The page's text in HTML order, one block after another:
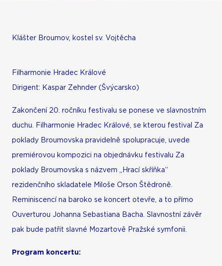
Klášter Broumov, kostel sv. Vojtěcha
Filharmonie Hradec Králové
Dirigent: Kaspar Zehnder (Švýcarsko)
Zakončení 20. ročníku festivalu se ponese ve slavnostním
duchu. Filharmonie Hradec Králové, se kterou festival Za
poklady Broumovska pravidelně spolupracuje, uvede
premiérovou kompozici na objednávku festivalu Za
poklady Broumovska s názvem „Hrací skříňka“
rezidenčního skladatele Miloše Orson Štědroně.
Reminiscencí na baroko se koncert otevře, a to přímo
Ouverturou Johanna Sebastiana Bacha. Slavnostní závěr
pak bude patřit slavné Mozartově Pražské symfonii.
Program koncertu: